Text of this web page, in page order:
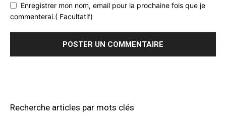
Enregistrer mon nom, email pour la prochaine fois que je
commenterai.( Facultatif)
Recherche articles par mots clés